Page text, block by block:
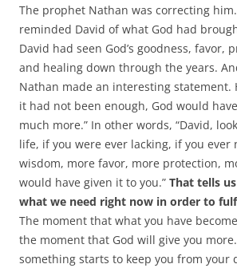
The prophet Nathan was correcting
reminded David of what God had
David had seen God’s goodness, favor,
and healing down through the years.
Nathan made an interesting statement.
it had not been enough, God would
much more.” In other words, “David,
life, if you were ever lacking, if you ever
wisdom, more favor, more protection,
would have given it to you.” That tells
what we need right now in order to
The moment that what you have
the moment that God will give you
something starts to keep you from your